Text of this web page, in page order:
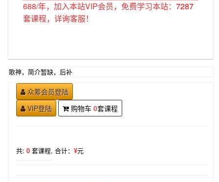
688/年，加入本站VIP会员，免费学习本站： 7287
套课程，详询客服！
歌神，简介暂缺，后补
众筹会员登陆
VIP登陆
购物车 0套课程
共: 0 套课程, 合计： ¥元